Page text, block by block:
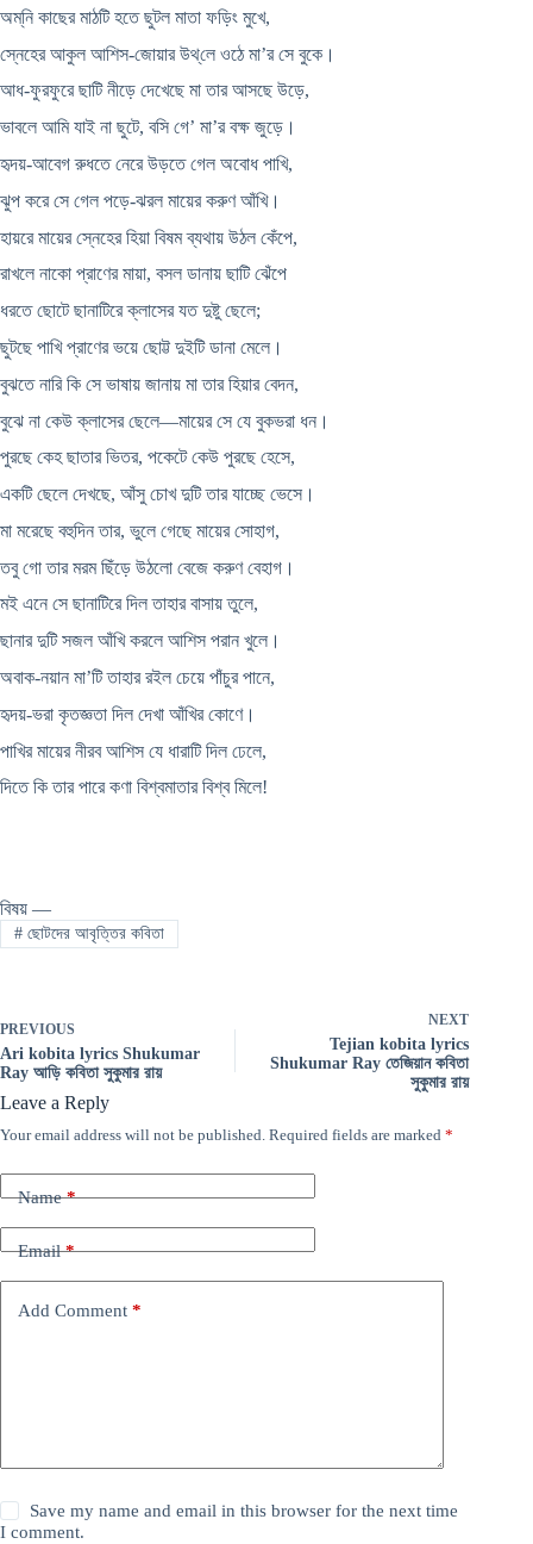
অম্‌নি কাছের মাঠটি হতে ছুটল মাতা ফড়িং মুখে,
স্নেহের আকুল আশিস-জোয়ার উথ্‌লে ওঠে মা’র সে বুকে।
আধ-ফুরফুরে ছাটি নীড়ে দেখেছে মা তার আসছে উড়ে,
ভাবলে আমি যাই না ছুটে, বসি গে’ মা’র বক্ষ জুড়ে।
হৃদয়-আবেগ রুধতে নেরে উড়তে গেল অবোধ পাখি,
ঝুপ করে সে গেল পড়ে-ঝরল মায়ের করুণ আঁখি।
হায়রে মায়ের স্নেহের হিয়া বিষম ব্যথায় উঠল কেঁপে,
রাখলে নাকো প্রাণের মায়া, বসল ডানায় ছাটি ঝেঁপে
ধরতে ছোটে ছানাটিরে ক্লাসের যত দুষ্টু ছেলে;
ছুটছে পাখি প্রাণের ভয়ে ছোট্ট দুইটি ডানা মেলে।
বুঝতে নারি কি সে ভাষায় জানায় মা তার হিয়ার বেদন,
বুঝে না কেউ ক্লাসের ছেলে—মায়ের সে যে বুকভরা ধন।
পুরছে কেহ ছাতার ভিতর, পকেটে কেউ পুরছে হেসে,
একটি ছেলে দেখছে, আঁসু চোখ দুটি তার যাচ্ছে ভেসে।
মা মরেছে বহুদিন তার, ভুলে গেছে মায়ের সোহাগ,
তবু গো তার মরম ছিঁড়ে উঠলো বেজে করুণ বেহাগ।
মই এনে সে ছানাটিরে দিল তাহার বাসায় তুলে,
ছানার দুটি সজল আঁখি করলে আশিস পরান খুলে।
অবাক-নয়ান মা’টি তাহার রইল চেয়ে পাঁচুর পানে,
হৃদয়-ভরা কৃতজ্ঞতা দিল দেখা আঁখির কোণে।
পাখির মায়ের নীরব আশিস যে ধারাটি দিল ঢেলে,
দিতে কি তার পারে কণা বিশ্বমাতার বিশ্ব মিলে!
বিষয় —
#ছোটদের আবৃত্তির কবিতা
PREVIOUS
Ari kobita lyrics Shukumar
Ray আড়ি কবিতা সুকুমার রায়
NEXT
Tejian kobita lyrics
Shukumar Ray তেজিয়ান কবিতা
সুকুমার রায়
Leave a Reply
Your email address will not be published. Required fields are marked *
Name*
Email*
Add Comment *
Save my name and email in this browser for the next time
I comment.